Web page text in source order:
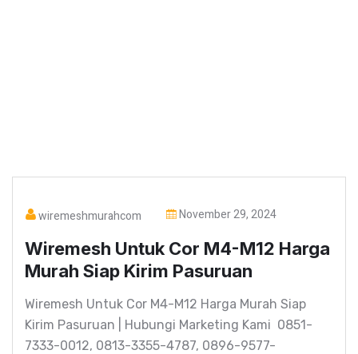
wiremeshmurahcom November 29, 2024
Wiremesh Untuk Cor M4-M12 Harga
Murah Siap Kirim Pasuruan
Wiremesh Untuk Cor M4-M12 Harga Murah Siap
Kirim Pasuruan | Hubungi Marketing Kami 0851-
7333-0012, 0813-3355-4787, 0896-9577-